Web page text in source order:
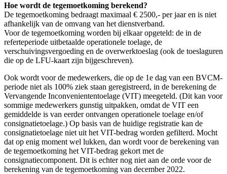
Hoe wordt de tegemoetkoming berekend?
De tegemoetkoming bedraagt maximaal € 2500,- per jaar en is niet
afhankelijk van de omvang van het dienstverband.
Voor de tegemoetkoming worden bij elkaar opgeteld: de in de
referteperiode uitbetaalde operationele toelage, de
verschuivingsvergoeding en de overwerktoeslag (ook de toeslaguren
die op de LFU-kaart zijn bijgeschreven).
Ook wordt voor de medewerkers, die op de 1e dag van een BVCM-
periode niet als 100% ziek staan geregistreerd, in de berekening de
Vervangende Inconveniententoelage (VIT) meegeteld. (Dit kan voor
sommige medewerkers gunstig uitpakken, omdat de VIT een
gemiddelde is van eerder ontvangen operationele toelage en/of
consignatietoelage.) Op basis van de huidige registratie kan de
consignatietoelage niet uit het VIT-bedrag worden gefilterd. Mocht
dat op enig moment wel lukken, dan wordt voor de berekening van
de tegemoetkoming het VIT-bedrag gekort met de
consignatiecomponent. Dit is echter nog niet aan de orde voor de
berekening van de tegemoetkoming van december 2022.